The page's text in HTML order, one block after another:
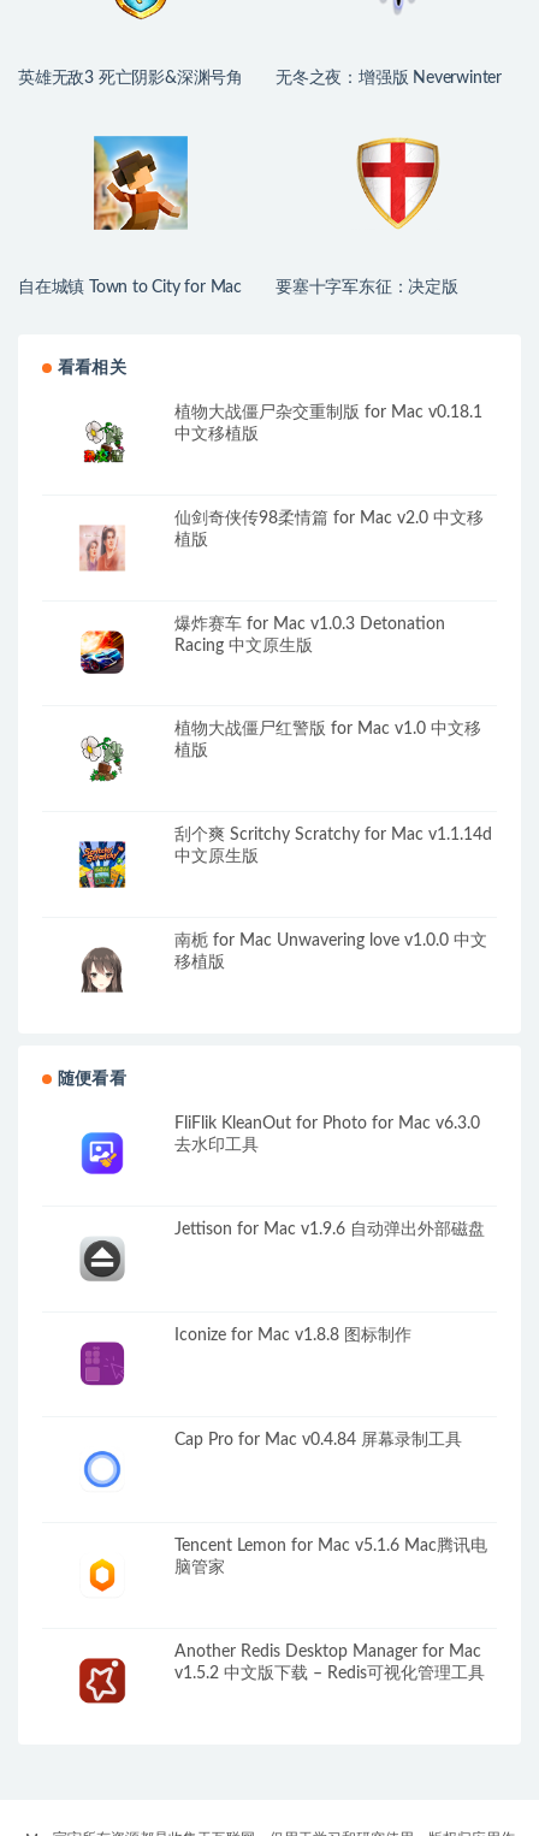
英雄无敌3 死亡阴影&深渊号角
无冬之夜：增强版 Neverwinter
自在城镇 Town to City for Mac
要塞十字军东征：决定版
看看相关
植物大战僵尸杂交重制版 for Mac v0.18.1
中文移植版
仙剑奇侠传98柔情篇 for Mac v2.0 中文移
植版
爆炸赛车 for Mac v1.0.3 Detonation
Racing 中文原生版
植物大战僵尸红警版 for Mac v1.0 中文移
植版
刮个爽 Scritchy Scratchy for Mac v1.1.14d
中文原生版
南栀 for Mac Unwavering love v1.0.0 中文
移植版
随便看看
FliFlik KleanOut for Photo for Mac v6.3.0
去水印工具
Jettison for Mac v1.9.6 自动弹出外部磁盘
Iconize for Mac v1.8.8 图标制作
Cap Pro for Mac v0.4.84 屏幕录制工具
Tencent Lemon for Mac v5.1.6 Mac腾讯电
脑管家
Another Redis Desktop Manager for Mac
v1.5.2 中文版下载 – Redis可视化管理工具